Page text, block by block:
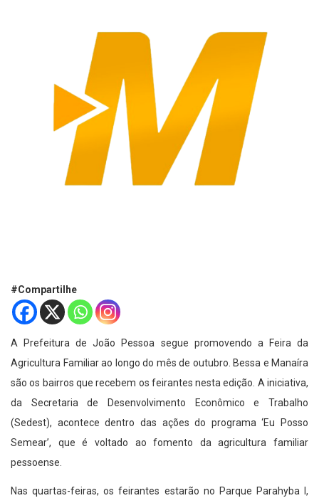
#Compartilhe
A Prefeitura de João Pessoa segue promovendo a Feira da
Agricultura Familiar ao longo do mês de outubro. Bessa e Manaíra
são os bairros que recebem os feirantes nesta edição. A iniciativa,
da Secretaria de Desenvolvimento Econômico e Trabalho
(Sedest), acontece dentro das ações do programa ‘Eu Posso
Semear’, que é voltado ao fomento da agricultura familiar
pessoense.
Nas quartas-feiras, os feirantes estarão no Parque Parahyba I,